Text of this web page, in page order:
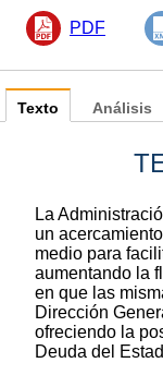
PDF
Texto
La
un
medio para
aumentando la
en que las
Dirección
ofreciendo la
Deuda del
Análisis